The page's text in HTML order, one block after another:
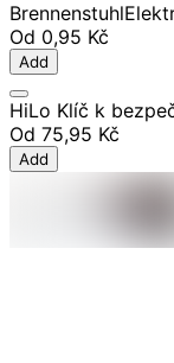
Brennenstuhl
Od 0,95 Kč
Add
HiLo Klíč k
Od 75,95 Kč
Add